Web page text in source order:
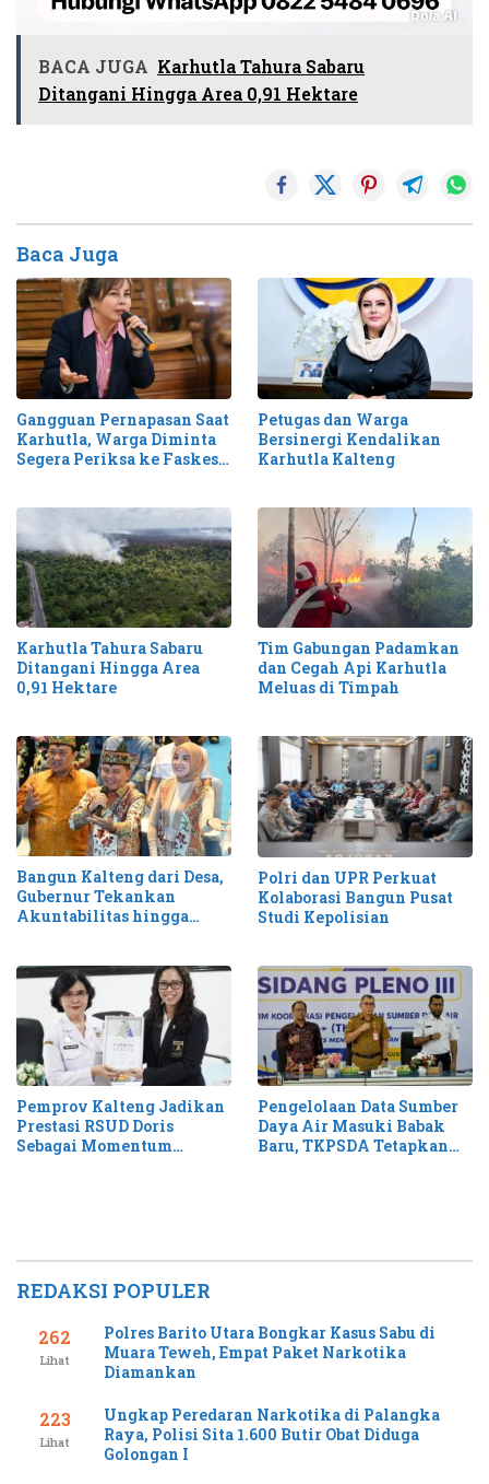
BACA JUGA Karhutla Tahura Sabaru
Ditangani Hingga Area 0,91 Hektare
Baca Juga
Gangguan Pernapasan Saat
Karhutla, Warga Diminta
Segera Periksa ke Faskes
Petugas dan Warga
Bersinergi Kendalikan
Karhutla Kalteng
Karhutla Tahura Sabaru
Ditangani Hingga Area
0,91 Hektare
Tim Gabungan Padamkan
dan Cegah Api Karhutla
Meluas di Timpah
Bangun Kalteng dari Desa,
Gubernur Tekankan
Akuntabilitas hingga
Polri dan UPR Perkuat
Kolaborasi Bangun Pusat
Studi Kepolisian
Pemprov Kalteng Jadikan
Prestasi RSUD Doris
Sebagai Momentum
Pengelolaan Data Sumber
Daya Air Masuki Babak
Baru, TKPSDA Tetapkan
REDAKSI POPULER
262
Lihat
Polres Barito Utara Bongkar Kasus Sabu di
Muara Teweh, Empat Paket Narkotika
Diamankan
223
Lihat
Ungkap Peredaran Narkotika di Palangka
Raya, Polisi Sita 1.600 Butir Obat Diduga
Golongan I